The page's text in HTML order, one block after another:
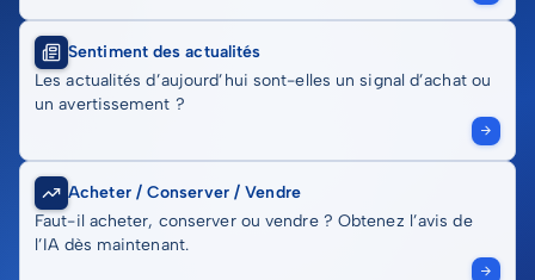
Sentiment des actualités
Les actualités d’aujourd’hui sont-elles un signal d’achat ou
un avertissement ?
Acheter / Conserver / Vendre
Faut-il acheter, conserver ou vendre ? Obtenez l’avis de
l’IA dès maintenant.